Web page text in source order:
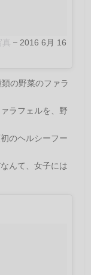
– 2016 6月 16
の野菜のファラ
ラフェルを、野
のヘルシーフー
んて、女子には